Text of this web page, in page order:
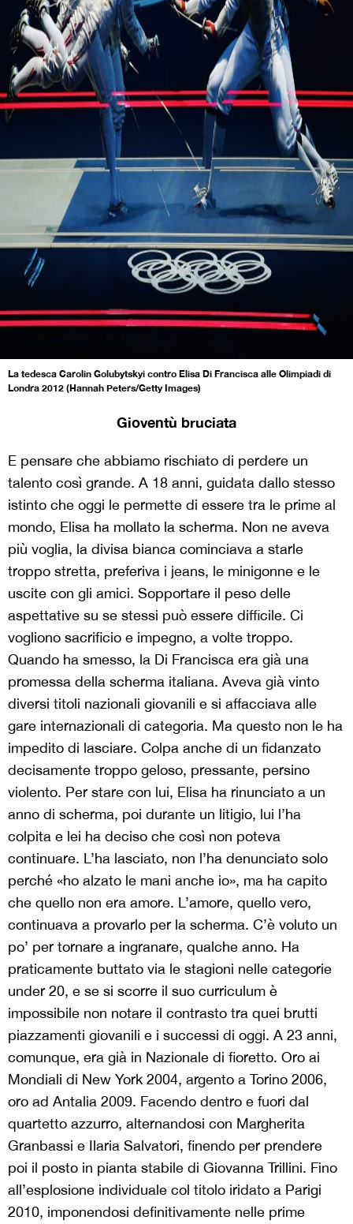
La tedesca Carolin Golubytskyi contro Elisa Di Francisca alle Olimpiadi di
Londra 2012 (Hannah Peters/Getty Images)
Gioventù bruciata
E pensare che abbiamo rischiato di perdere un
talento così grande. A 18 anni, guidata dallo stesso
istinto che oggi le permette di essere tra le prime al
mondo, Elisa ha mollato la scherma. Non ne aveva
più voglia, la divisa bianca cominciava a starle
troppo stretta, preferiva i jeans, le minigonne e le
uscite con gli amici. Sopportare il peso delle
aspettative su se stessi può essere difficile. Ci
vogliono sacrificio e impegno, a volte troppo.
Quando ha smesso, la Di Francisca era già una
promessa della scherma italiana. Aveva già vinto
diversi titoli nazionali giovanili e si affacciava alle
gare internazionali di categoria. Ma questo non le ha
impedito di lasciare. Colpa anche di un fidanzato
decisamente troppo geloso, pressante, persino
violento. Per stare con lui, Elisa ha rinunciato a un
anno di scherma, poi durante un litigio, lui l’ha
colpita e lei ha deciso che così non poteva
continuare. L’ha lasciato, non l’ha denunciato solo
perché «ho alzato le mani anche io», ma ha capito
che quello non era amore. L’amore, quello vero,
continuava a provarlo per la scherma. C’è voluto un
po’ per tornare a ingranare, qualche anno. Ha
praticamente buttato via le stagioni nelle categorie
under 20, e se si scorre il suo curriculum è
impossibile non notare il contrasto tra quei brutti
piazzamenti giovanili e i successi di oggi. A 23 anni,
comunque, era già in Nazionale di fioretto. Oro ai
Mondiali di New York 2004, argento a Torino 2006,
oro ad Antalia 2009. Facendo dentro e fuori dal
quartetto azzurro, alternandosi con Margherita
Granbassi e Ilaria Salvatori, finendo per prendere
poi il posto in pianta stabile di Giovanna Trillini. Fino
all’esplosione individuale col titolo iridato a Parigi
2010, imponendosi definitivamente nelle prime